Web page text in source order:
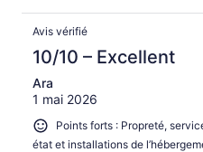
Avis vérifié
10/10 – Excellent
Ara
1 mai 2026
Points forts : Propreté,
état et installations de